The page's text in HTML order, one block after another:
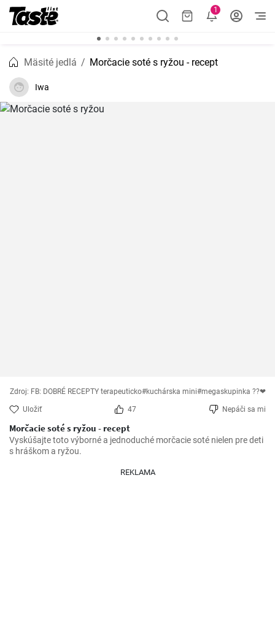
1
Mäsité jedlá Morčacie soté s ryžou - recept
Iwa
Zdroj: FB: DOBRÉ RECEPTY terapeuticko#kuchárska mini#megaskupinka ??❤
Uložiť 47 Nepáči sa mi
Morčacie soté s ryžou - recept
Vyskúšajte toto výborné a jednoduché morčacie soté nielen pre deti
s hráškom a ryžou.
REKLAMA